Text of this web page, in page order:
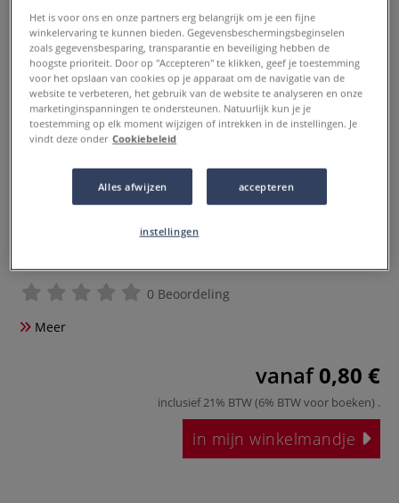
INSTANT | CLASSIC Glue Sticks —
0 Beoordeling
Meer
vanaf 0,80 €
inclusief 21% BTW (6% BTW voor boeken) .
in mijn winkelmandje
Het is voor ons en onze partners erg belangrijk om je een fijne
winkelervaring te kunnen bieden. Gegevensbeschermingsbeginselen
zoals gegevensbesparing, transparantie en beveiliging hebben de
hoogste prioriteit. Door op "Accepteren" te klikken, geef je toestemming
voor het opslaan van cookies op je apparaat om de navigatie van de
website te verbeteren, het gebruik van de website te analyseren en onze
marketinginspanningen te ondersteunen. Natuurlijk kun je je
toestemming op elk moment wijzigen of intrekken in de instellingen. Je
vindt deze onder Cookiebeleid
Alles afwijzen accepteren
instellingen